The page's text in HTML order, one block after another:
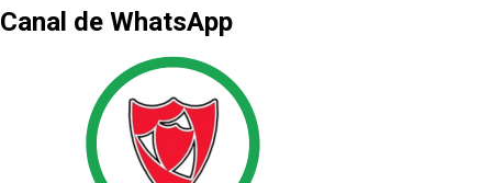
Canal de WhatsApp